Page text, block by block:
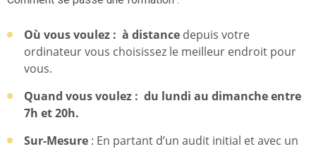
Où vous voulez : à distance depuis votre
ordinateur vous choisissez le meilleur endroit pour
vous.
Quand vous voulez : du lundi au dimanche entre
7h et 20h.
Sur-Mesure : En partant d’un audit initial et avec un